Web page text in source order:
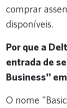
comprar
disponíveis.
Por que a
entrada de
Business"
O nome